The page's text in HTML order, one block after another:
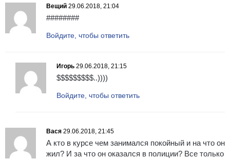
Вещий 29.06.2018, 21:04
########
Войдите, чтобы ответить
Игорь 29.06.2018, 21:15
$$$$$$$$$..))))
Войдите, чтобы ответить
Вася 29.06.2018, 21:45
А кто в курсе чем занимался покойный и на что он
жил? И за что он оказался в полиции? Все только